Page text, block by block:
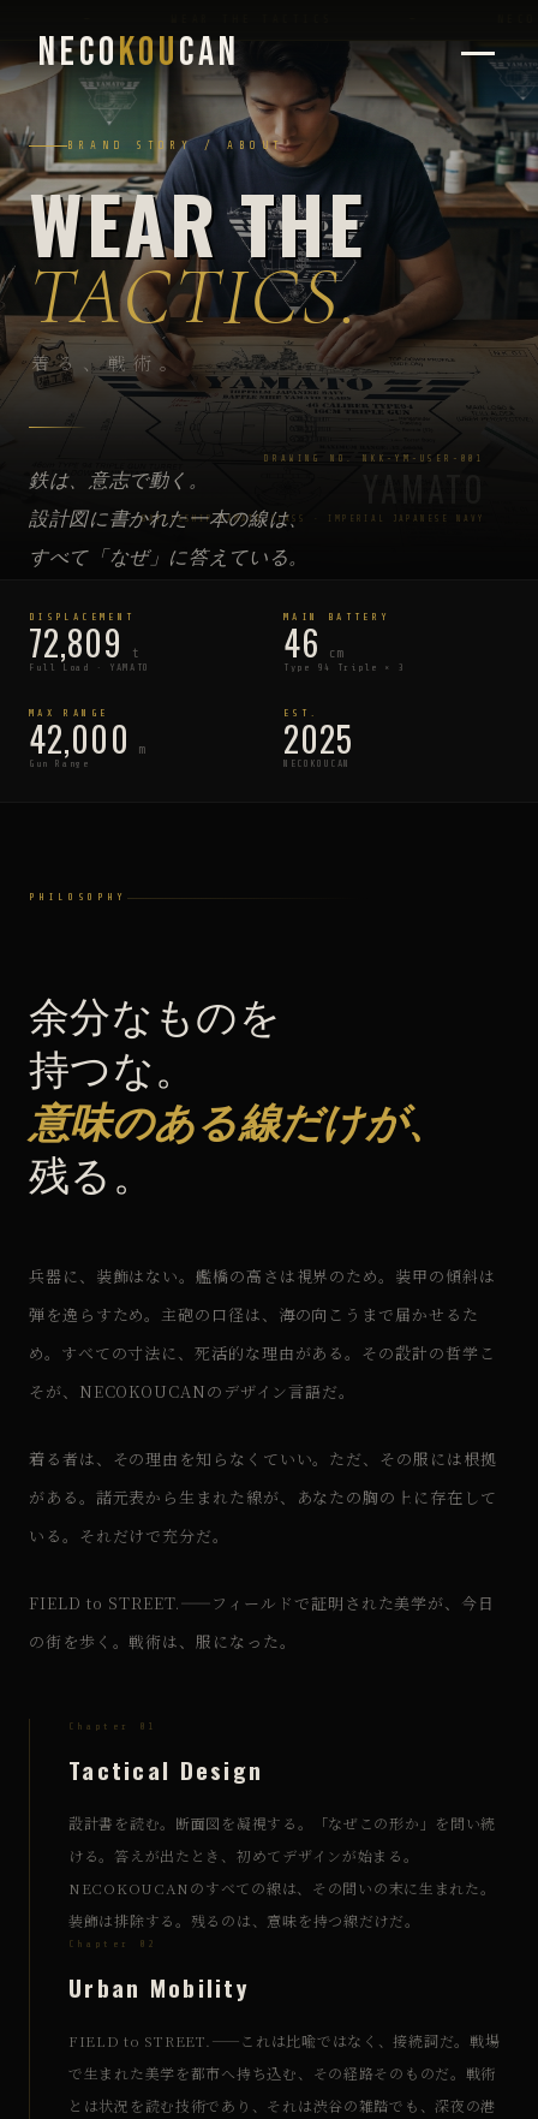
NECOKOUCAN
BRAND STORY / ABOUT
WEAR THE
TACTICS.
着る、戦術。
鉄は、意志で動く。
設計図に書かれた一本の線は、
すべて「なぜ」に答えている。
それが、NECOKOUCANだ。
OUR STORY VIEW COLLECTION →
DRAWING NO. NKK-YM-USER-001
BATTLESHIP YAMATO CLASS · IMPERIAL JAPANESE NAVY
DISPLACEMENT
72,809 t
Full Load · YAMATO
MAIN BATTERY
46 cm
Type 94 Triple × 3
MAX RANGE
42,000 m
Gun Range
EST.
2025
NECOKOUCAN
PHILOSOPHY
余分なものを
持つな。
意味のある線だけが、
残る。
兵器に、装飾はない。艦橋の高さは視界のため。装甲の傾斜は
弾を逸らすため。主砲の口径は、海の向こうまで届かせるた
め。すべての寸法に、死活的な理由がある。その設計の哲学こ
そが、NECOKOUCANのデザイン言語だ。
着る者は、その理由を知らなくていい。ただ、その服には根拠
がある。諸元表から生まれた線が、あなたの胸の上に存在して
いる。それだけで充分だ。
FIELD to STREET.——フィールドで証明された美学が、今日
の街を歩く。戦術は、服になった。
Chapter 01
Tactical Design
設計書を読む。断面図を凝視する。「なぜこの形か」を問い続
ける。答えが出たとき、初めてデザインが始まる。
NECOKOUCANのすべての線は、その問いの末に生まれた。
装飾は排除する。残るのは、意味を持つ線だけだ。
Chapter 02
Urban Mobility
FIELD to STREET.——これは比喩ではなく、接続詞だ。戦場
で生まれた美学を都市へ持ち込む、その経路そのものだ。戦術
とは状況を読む技術であり、それは渋谷の雑踏でも、深夜の港